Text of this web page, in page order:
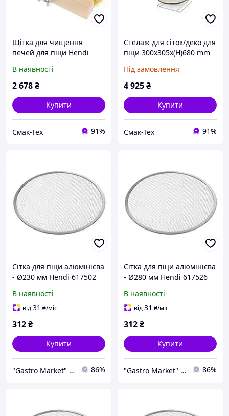
Щітка для чищення
печей для піци Hendi
В наявності
2 678₴
Купити
Смак-Тех 91%
Стелаж для сіток/деко для
піци 300x305x(H)680 mm
Під замовлення
4 925₴
Купити
Смак-Тех 91%
Сітка для піци алюмінієва
- Ø230 мм Hendi 617502
В наявності
від31 ₴/міс
312₴
Купити
"Gastro Market" професійне обладнання для HoReCa 86%
Сітка для піци алюмінієва
- Ø280 мм Hendi 617526
В наявності
від31 ₴/міс
312₴
Купити
"Gastro Market" професійне обладнання для HoReCa 86%